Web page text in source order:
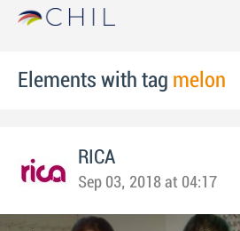
Elements with tag melon
RICA
Sep 03, 2018 at 04:17